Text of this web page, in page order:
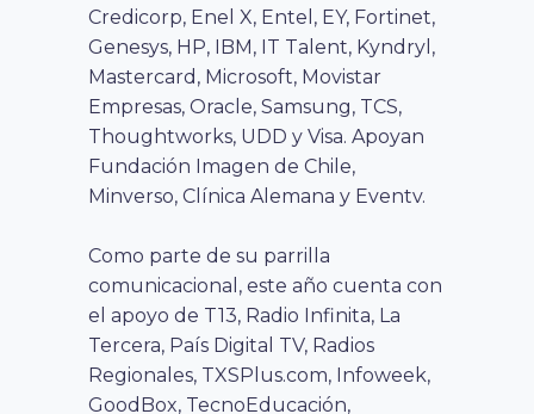
Credicorp, Enel X, Entel, EY, Fortinet,
Genesys, HP, IBM, IT Talent, Kyndryl,
Mastercard, Microsoft, Movistar
Empresas, Oracle, Samsung, TCS,
Thoughtworks, UDD y Visa. Apoyan
Fundación Imagen de Chile,
Minverso, Clínica Alemana y Eventv.
Como parte de su parrilla
comunicacional, este año cuenta con
el apoyo de T13, Radio Infinita, La
Tercera, País Digital TV, Radios
Regionales, TXSPlus.com, Infoweek,
GoodBox, TecnoEducación,